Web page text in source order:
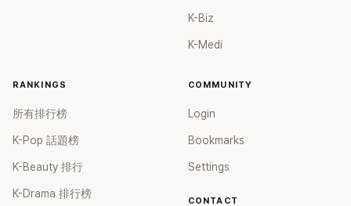
K-Biz
K-Medi
RANKINGS
所有排行榜
K-Pop 話題榜
K-Beauty 排行
K-Drama 排行榜
COMMUNITY
Login
Bookmarks
Settings
CONTACT